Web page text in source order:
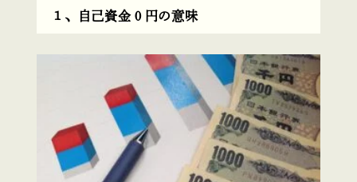
１、自己資金０円の意味